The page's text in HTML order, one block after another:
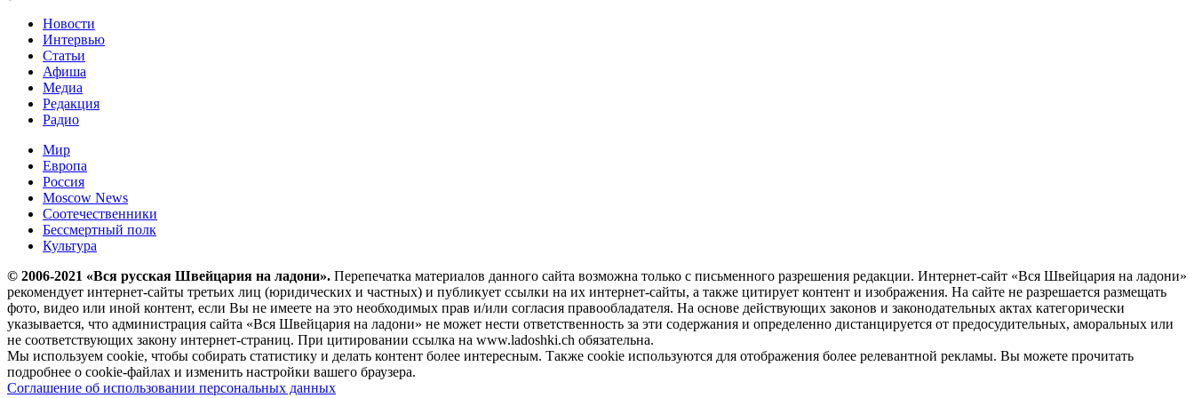
Новости
Интервью
Статьи
Афиша
Медиа
Редакция
Радио
Мир
Европа
Россия
Moscow News
Соотечественники
Бессмертный полк
Культура
© 2006-2021 «Вся русская Швейцария на ладони». Перепечатка материалов данного сайта возможна только с письменного разрешения редакции. Интернет-сайт «Вся Швейцария на ладони»
рекомендует интернет-сайты третьих лиц (юридических и частных) и публикует ссылки на их интернет-сайты, а также цитирует контент и изображения. На сайте не разрешается размещать
фото, видео или иной контент, если Вы не имеете на это необходимых прав и/или согласия правообладателя. На основе действующих законов и законодательных актах категорически
указывается, что администрация сайта «Вся Швейцария на ладони» не может нести ответственность за эти содержания и определенно дистанцируется от предосудительных, аморальных или
не соответствующих закону интернет-страниц. При цитировании ссылка на www.ladoshki.ch обязательна.
Мы используем cookie, чтобы собирать статистику и делать контент более интересным. Также cookie используются для отображения более релевантной рекламы. Вы можете прочитать
подробнее о cookie-файлах и изменить настройки вашего браузера.
Соглашение об использовании персональных данных